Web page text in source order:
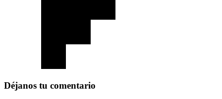
Déjanos tu comentario